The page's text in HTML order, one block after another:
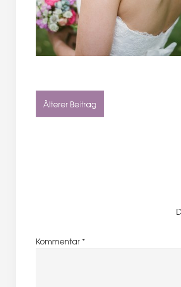
Älterer Beitrag
Kommentar *